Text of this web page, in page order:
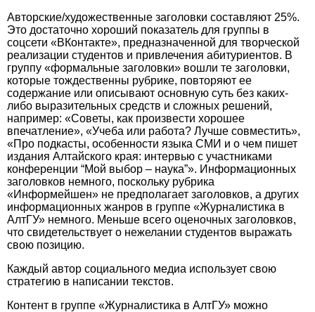
Авторские/художественные заголовки составляют 25%.
Это достаточно хороший показатель для группы в
соцсети «ВКонтакте», предназначенной для творческой
реализации студентов и привлечения абитуриентов. В
группу «формальные заголовки» вошли те заголовки,
которые тождественны рубрике, повторяют ее
содержание или описывают основную суть без каких-
либо выразительных средств и сложных решений,
например: «Советы, как произвести хорошее
впечатление», «Учеба или работа? Лучше совместить»,
«Про подкасты, особенности языка СМИ и о чем пишет
издания Алтайского края: интервью с участниками
конференции “Мой выбор – наука”». Информационных
заголовков немного, поскольку рубрика
«Информейшен» не предполагает заголовков, а других
информационных жанров в группе «Журналистика в
АлтГУ» немного. Меньше всего оценочных заголовков,
что свидетельствует о нежелании студентов выражать
свою позицию.
Каждый автор социального медиа использует свою
стратегию в написании текстов.
Контент в группе «Журналистика в АлтГУ» можно